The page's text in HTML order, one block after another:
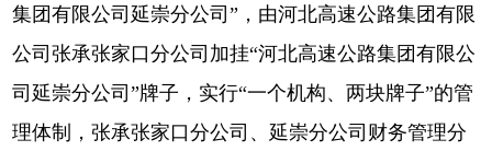
集团有限公司延崇分公司”，由河北高速公路集团有限
公司张承张家口分公司加挂“河北高速公路集团有限公
司延崇分公司”牌子，实行“一个机构、两块牌子”的管
理体制，张承张家口分公司、延崇分公司财务管理分